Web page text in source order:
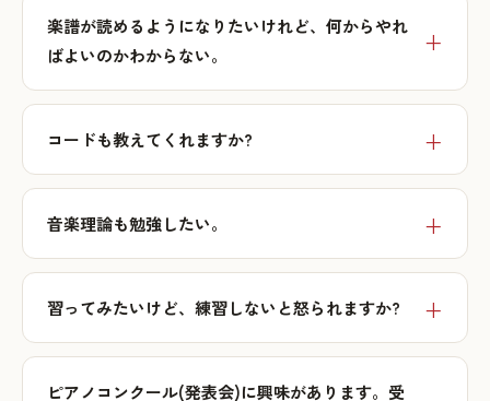
楽譜が読めるようになりたいけれど、何からやれ
ばよいのかわからない。
コードも教えてくれますか?
音楽理論も勉強したい。
習ってみたいけど、練習しないと怒られますか?
ピアノコンクール(発表会)に興味があります。受